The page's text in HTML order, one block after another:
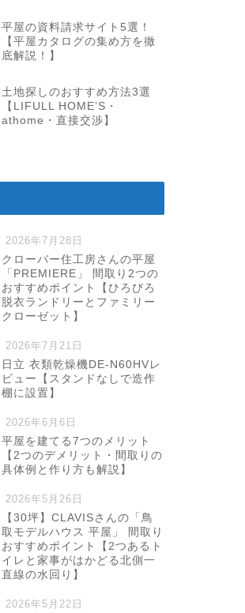
平屋の資料請求サイト5選！
【平屋カタログの集め方を徹
底解説！】
土地探しのおすすめ方法3選
【LIFULL HOME’S・
athome・直接交渉】
2026年7月28日
クローバー住工房さんの平屋
「PREMIERE」 間取り2つの
おすすめポイント【ひろびろ
脱衣ランドリーとファミリー
クローゼット】
2026年7月21日
日立 衣類乾燥機DE-N60HVレ
ビュー【スタンドなしで造作
棚に設置】
2026年6月6日
平屋を建てる7つのメリット
【2つのデメリット・間取りの
具体例と作り方も解説】
2026年5月26日
【30坪】CLAVISさんの「鳥
取モデルハウス 平屋」 間取り
おすすめポイント【2つあるト
イレと家事がはかどる北側一
直線の水回り】
2026年5月22日